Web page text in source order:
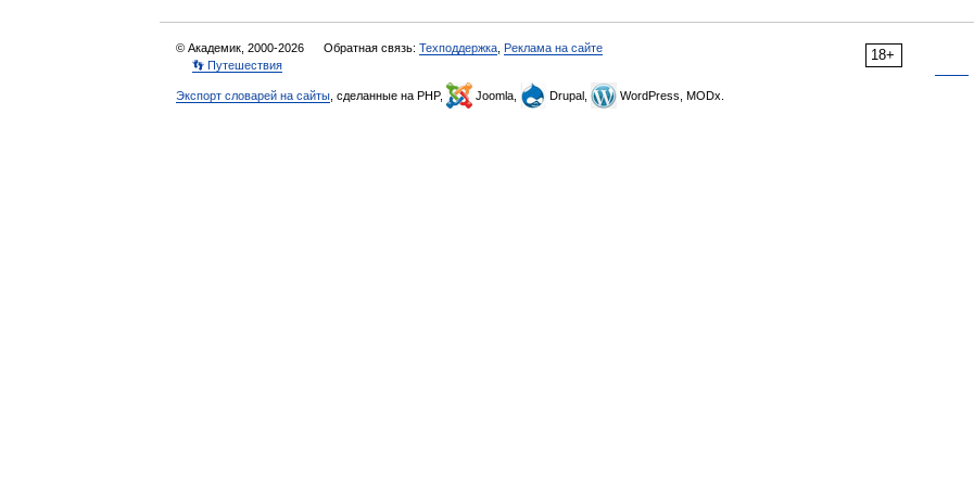
18+
© Академик, 2000-2026 Обратная связь: Техподдержка Реклама на сайте
👣 Путешествия
Экспорт словарей на сайты , сделанные на PHP, Joomla, Drupal, WordPress, MODx.